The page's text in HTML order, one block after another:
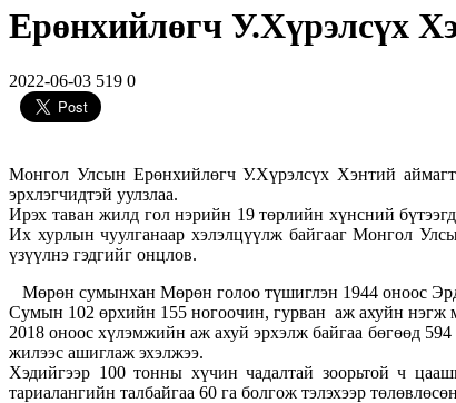
Ерөнхийлөгч У.Хүрэлсүх
2022-06-03 519 0
Монгол Улсын Ерөнхийлөгч У.Хүрэлсүх Хэнтий
эрхлэгчидтэй уулзлаа.
Ирэх таван жилд гол нэрийн 19 төрлийн хүнсний
Их хурлын чуулганаар хэлэлцүүлж байгааг Монгол
үзүүлнэ гэдгийг онцлов.
Мөрөн сумынхан Мөрөн голоо түшиглэн 1944 оноос
Сумын 102 өрхийн 155 ногоочин, гурван аж ахуйн нэгж
2018 оноос хүлэмжийн аж ахуй эрхэлж байгаа бөгөөд
жилээс ашиглаж эхэлжээ.
Хэдийгээр 100 тонны хүчин чадалтай зоорьтой ч
тариалангийн талбайгаа 60 га болгож тэлэхээр